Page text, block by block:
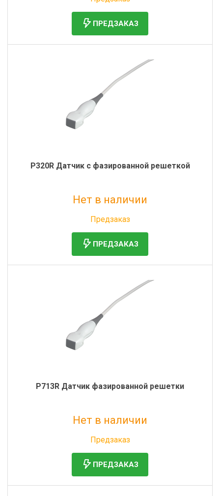
ПРЕДЗАКАЗ
P320R Датчик с фазированной решеткой
Нет в наличии
Предзаказ
ПРЕДЗАКАЗ
P713R Датчик фазированной решетки
Нет в наличии
Предзаказ
ПРЕДЗАКАЗ